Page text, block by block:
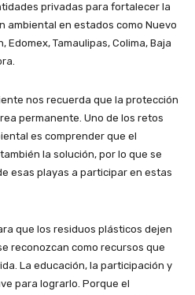
privadas para fortalecer la
ambiental en estados como Nuevo
Edomex, Tamaulipas, Colima, Baja
nos recuerda que la protección
permanente. Uno de los retos
es comprender que el
la solución, por lo que se
esas playas a participar en estas
que los residuos plásticos dejen
reconozcan como recursos que
La educación, la participación y
para lograrlo. Porque el